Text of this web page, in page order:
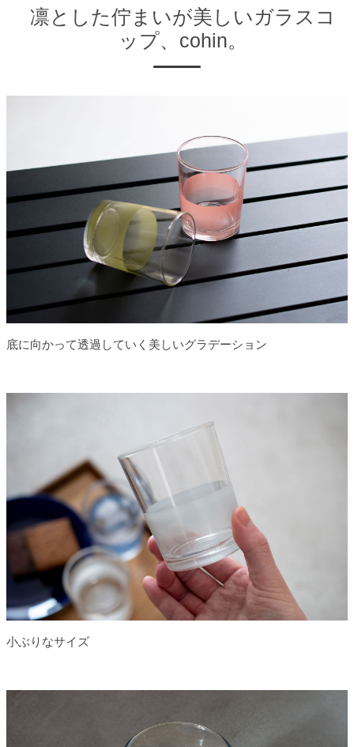
凛とした佇まいが美しいガラスコ
ップ、cohin。
底に向かって透過していく美しいグラデーション
小ぶりなサイズ